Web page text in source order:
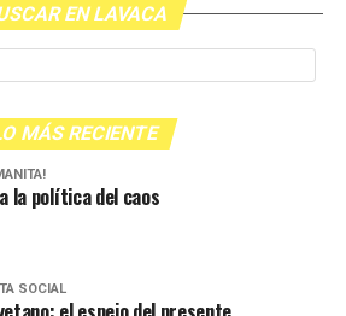
EN LAVACA
MÁS RECIENTE
la política del caos
SOCIAL